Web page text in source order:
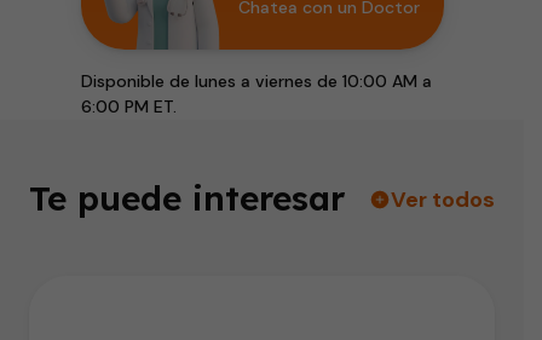
Chatea con un Doctor
Disponible de lunes a viernes de 10:00 AM a
6:00 PM ET.
Te puede interesar Ver todos